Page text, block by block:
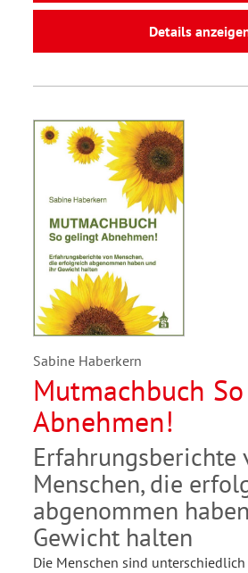
Details
Sabine Haberkern
Mutmachbuch
Abnehmen!
Erfahrungsberichte
Menschen, die
abgenommen
Gewicht halten
Die Menschen sind